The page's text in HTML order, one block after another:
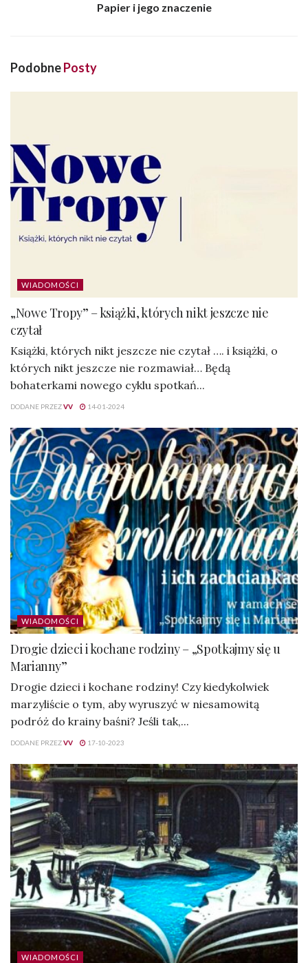
Papier i jego znaczenie
PodobnePosty
WIADOMOŚCI
„Nowe Tropy” – książki, których nikt jeszcze nie
czytał
Książki, których nikt jeszcze nie czytał …. i książki, o
których nikt jeszcze nie rozmawiał… Będą
bohaterkami nowego cyklu spotkań...
DODANE PRZEZVV 14-01-2024
WIADOMOŚCI
Drogie dzieci i kochane rodziny – „Spotkajmy się u
Marianny”
Drogie dzieci i kochane rodziny! Czy kiedykolwiek
marzyliście o tym, aby wyruszyć w niesamowitą
podróż do krainy baśni? Jeśli tak,...
DODANE PRZEZVV 17-10-2023
WIADOMOŚCI